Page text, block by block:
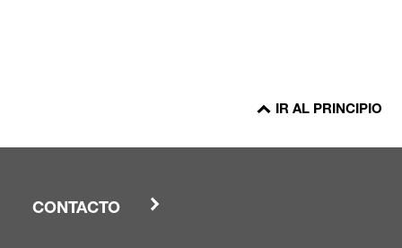
IR AL PRINCIPIO
CONTACTO